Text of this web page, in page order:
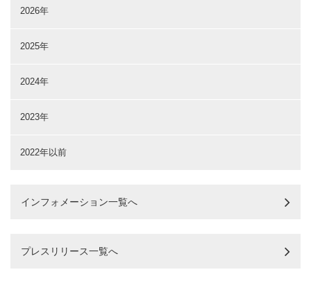
2026年
2025年
2024年
2023年
2022年以前
インフォメーション一覧へ
プレスリリース一覧へ